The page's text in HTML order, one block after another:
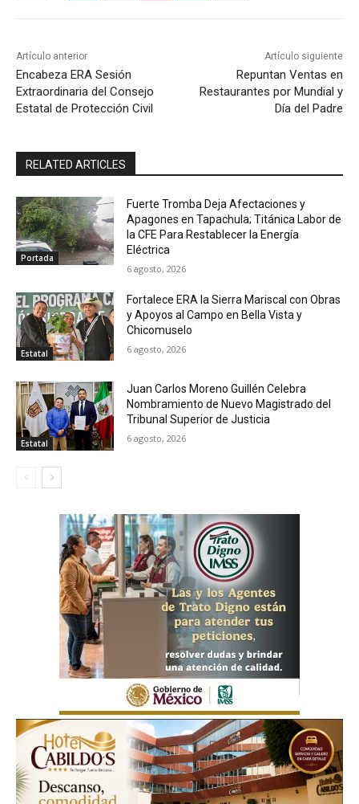
Artículo anterior
Encabeza ERA Sesión
Extraordinaria del Consejo
Estatal de Protección Civil
Artículo siguiente
Repuntan Ventas en
Restaurantes por Mundial y
Día del Padre
RELATED ARTICLES
Portada
Fuerte Tromba Deja Afectaciones y
Apagones en Tapachula; Titánica Labor de
la CFE Para Restablecer la Energía
Eléctrica
6 agosto, 2026
Estatal
Fortalece ERA la Sierra Mariscal con Obras
y Apoyos al Campo en Bella Vista y
Chicomuselo
6 agosto, 2026
Estatal
Juan Carlos Moreno Guillén Celebra
Nombramiento de Nuevo Magistrado del
Tribunal Superior de Justicia
6 agosto, 2026